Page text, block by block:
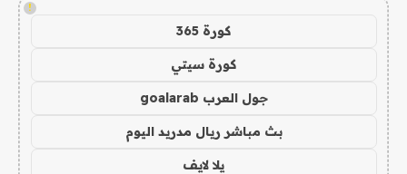
!
كورة 365
كورة سيتي
جول العرب goalarab
بث مباشر ريال مدريد اليوم
يلا لايف